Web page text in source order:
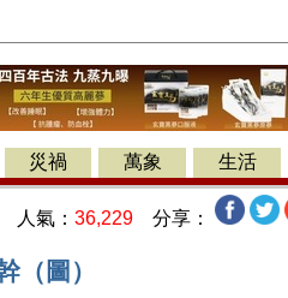
災禍 萬象 生活
人氣： 36,229 分享：
（圖）